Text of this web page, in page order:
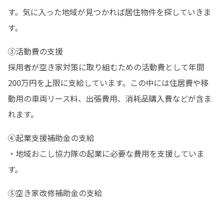
す。気に入った地域が見つかれば居住物件を探していきま
す。
③活動費の支援
採用者が空き家対策に取り組むための活動費として年間
200万円を上限に支給しています。この中には住居費や移
動用の車両リース料、出張費用、消耗品購入費などが含ま
れます。
④起業支援補助金の支給
・地域おこし協力隊の起業に必要な費用を支援していま
す。
⑤空き家改修補助金の支給